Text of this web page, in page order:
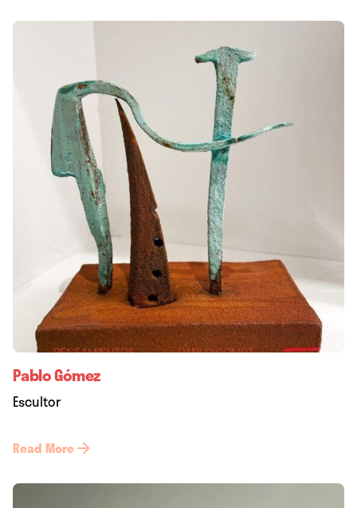
Pablo Gómez
Escultor
Read More